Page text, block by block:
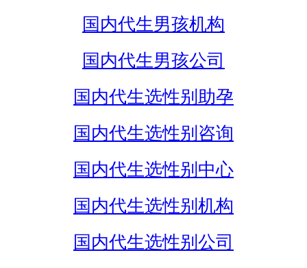
国内代生男孩机构
国内代生男孩公司
国内代生选性别助孕
国内代生选性别咨询
国内代生选性别中心
国内代生选性别机构
国内代生选性别公司